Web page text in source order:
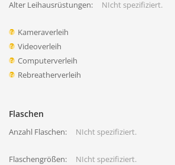
Alter Leihausrüstungen: NIcht spezifiziert.
Kameraverleih
Videoverleih
Computerverleih
Rebreatherverleih
Flaschen
Anzahl Flaschen: NIcht spezifiziert.
Flaschengrößen: NIcht spezifiziert.